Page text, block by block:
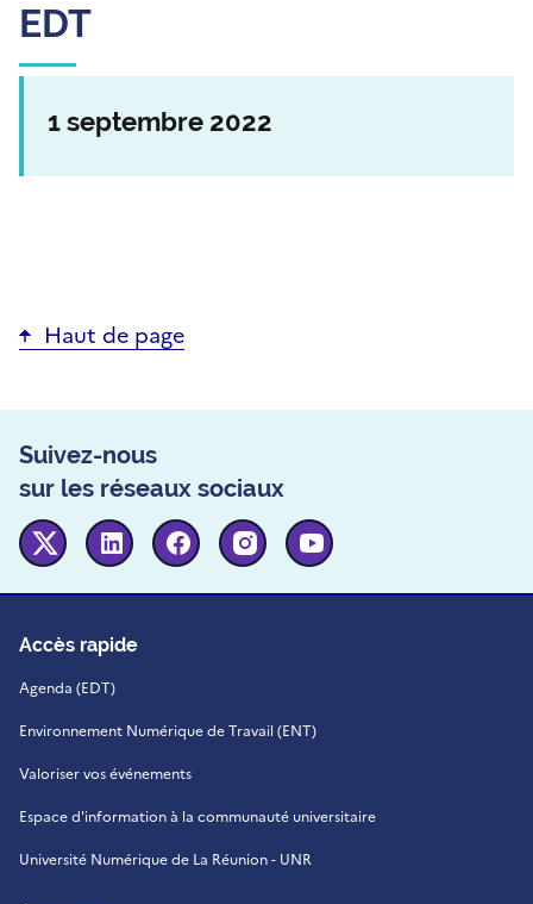
EDT
1 septembre 2022
Haut de page
Suivez-nous
sur les réseaux sociaux
Twitter Linkedin FacebookInstagram
Accès rapide
Agenda (EDT)
Environnement Numérique de Travail (ENT)
Valoriser vos événements
Espace d'information à la communauté universitaire
Université Numérique de La Réunion - UNR